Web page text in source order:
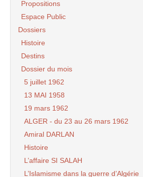
Propositions
Espace Public
Dossiers
Histoire
Destins
Dossier du mois
5 juillet 1962
13 MAI 1958
19 mars 1962
ALGER - du 23 au 26 mars 1962
Amiral DARLAN
Histoire
L’affaire SI SALAH
L’Islamisme dans la guerre d’Algérie